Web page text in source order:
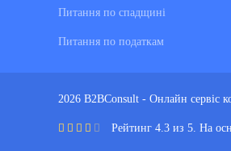
Питання по спадщині
Питання по податкам
2026 B2BConsult - Онлайн сервіс
Рейтинг 4.3 из 5. На